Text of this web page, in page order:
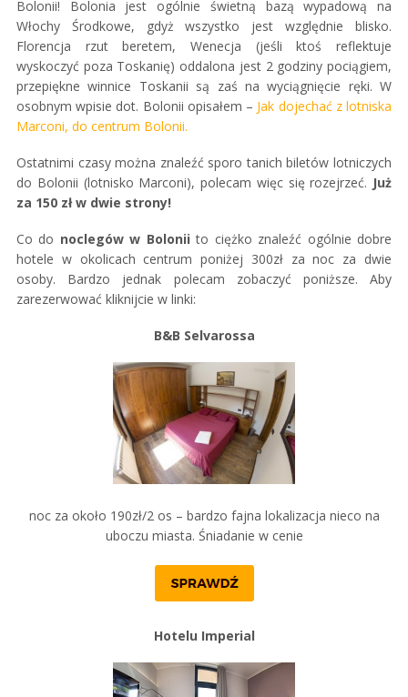
Bolonii! Bolonia jest ogólnie świetną bazą wypadową na
Włochy Środkowe, gdyż wszystko jest względnie blisko.
Florencja rzut beretem, Wenecja (jeśli ktoś reflektuje
wyskoczyć poza Toskanię) oddalona jest 2 godziny pociągiem,
przepiękne winnice Toskanii są zaś na wyciągnięcie ręki. W
osobnym wpisie dot. Bolonii opisałem – Jak dojechać z lotniska
Marconi, do centrum Bolonii.
Ostatnimi czasy można znaleźć sporo tanich biletów lotniczych
do Bolonii (lotnisko Marconi), polecam więc się rozejrzeć. Już
za 150 zł w dwie strony!
Co do noclegów w Bolonii to ciężko znaleźć ogólnie dobre
hotele w okolicach centrum poniżej 300zł za noc za dwie
osoby. Bardzo jednak polecam zobaczyć poniższe. Aby
zarezerwować kliknijcie w linki:
B&B Selvarossa
noc za około 190zł/2 os – bardzo fajna lokalizacja nieco na
uboczu miasta. Śniadanie w cenie
Hotelu Imperial